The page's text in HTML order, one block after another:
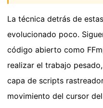
La técnica detrás de
evolucionado poco.
código abierto como
realizar el trabajo
capa de scripts
movimiento del cursor